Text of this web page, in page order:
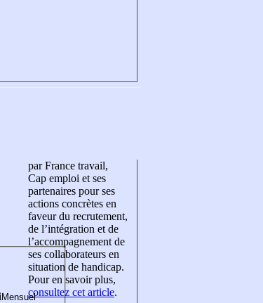
par France travail,
Cap emploi et ses
partenaires pour ses
actions concrètes en
faveur du recrutement,
de l’intégration et de
l’accompagnement de
ses collaborateurs en
situation de handicap.
Pour en savoir plus,
consultez cet article.